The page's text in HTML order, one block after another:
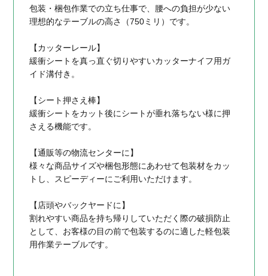
包装・梱包作業での立ち仕事で、腰への負担が少ない
理想的なテーブルの高さ（750ミリ）です。
【カッターレール】
緩衝シートを真っ直ぐ切りやすいカッターナイフ用ガ
イド溝付き。
【シート押さえ棒】
緩衝シートをカット後にシートが垂れ落ちない様に押
さえる機能です。
【通販等の物流センターに】
様々な商品サイズや梱包形態にあわせて包装材をカッ
トし、スピーディーにご利用いただけます。
【店頭やバックヤードに】
割れやすい商品を持ち帰りしていただく際の破損防止
として、お客様の目の前で包装するのに適した軽包装
用作業テーブルです。